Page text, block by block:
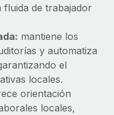
de trabajador
mantiene los
y automatiza
el
locales.
orientación
locales,